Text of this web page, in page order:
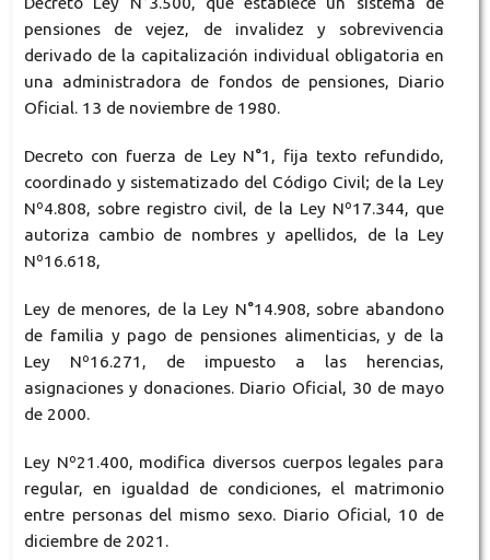
pensiones de vejez, de invalidez y sobrevivencia
derivado de la capitalización individual obligatoria en
una administradora de fondos de pensiones, Diario
Oficial. 13 de noviembre de 1980.
Decreto con fuerza de Ley N°1, fija texto refundido,
coordinado y sistematizado del Código Civil; de la Ley
Nº4.808, sobre registro civil, de la Ley Nº17.344, que
autoriza cambio de nombres y apellidos, de la Ley
Nº16.618,
Ley de menores, de la Ley N°14.908, sobre abandono
de familia y pago de pensiones alimenticias, y de la
Ley Nº16.271, de impuesto a las herencias,
asignaciones y donaciones. Diario Oficial, 30 de mayo
de 2000.
Ley Nº21.400, modifica diversos cuerpos legales para
regular, en igualdad de condiciones, el matrimonio
entre personas del mismo sexo. Diario Oficial, 10 de
diciembre de 2021.